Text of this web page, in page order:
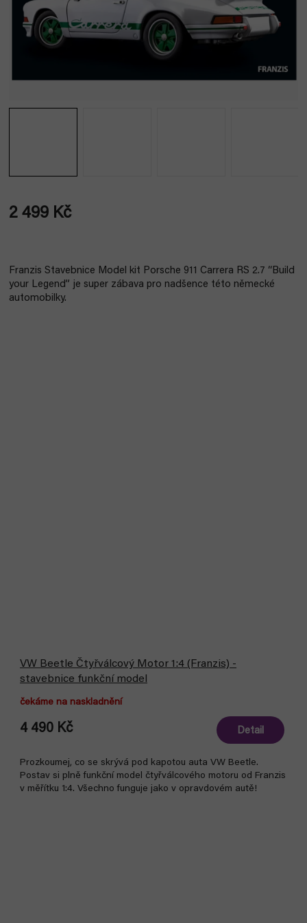
2 499 Kč
Franzis Stavebnice Model kit Porsche 911 Carrera RS 2.7 “Build
your Legend” je super zábava pro nadšence této německé
automobilky.
VW Beetle Čtyřválcový Motor 1:4 (Franzis) -
stavebnice funkční model
čekáme na naskladnění
4 490 Kč Detail
Prozkoumej, co se skrývá pod kapotou auta VW Beetle.
Postav si plně funkční model čtyřválcového motoru od Franzis
v měřítku 1:4. Všechno funguje jako v opravdovém autě!